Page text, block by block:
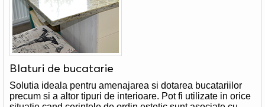
Blaturi de bucatarie
Solutia ideala pentru amenajarea si dotarea bucatariilor
precum si a altor tipuri de interioare. Pot fi utilizate in orice